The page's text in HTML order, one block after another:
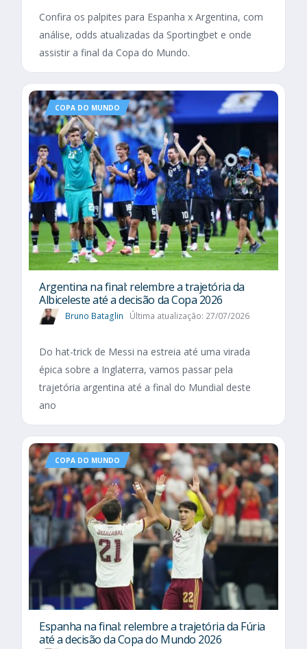
Confira os palpites para Espanha x Argentina, com
análise, odds atualizadas da Sportingbet e onde
assistir a final da Copa do Mundo.
COPA DO MUNDO
Argentina na final: relembre a trajetória da
Albiceleste até a decisão da Copa 2026
Bruno Bataglin Última atualização: 27/07/2026
Do hat-trick de Messi na estreia até uma virada
épica sobre a Inglaterra, vamos passar pela
trajetória argentina até a final do Mundial deste
ano
COPA DO MUNDO
Espanha na final: relembre a trajetória da Fúria
até a decisão da Copa do Mundo 2026